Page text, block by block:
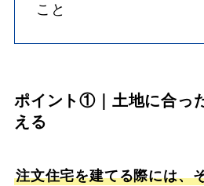
こと
ポイント①｜土地に合っ
える
注文住宅を建てる際には、